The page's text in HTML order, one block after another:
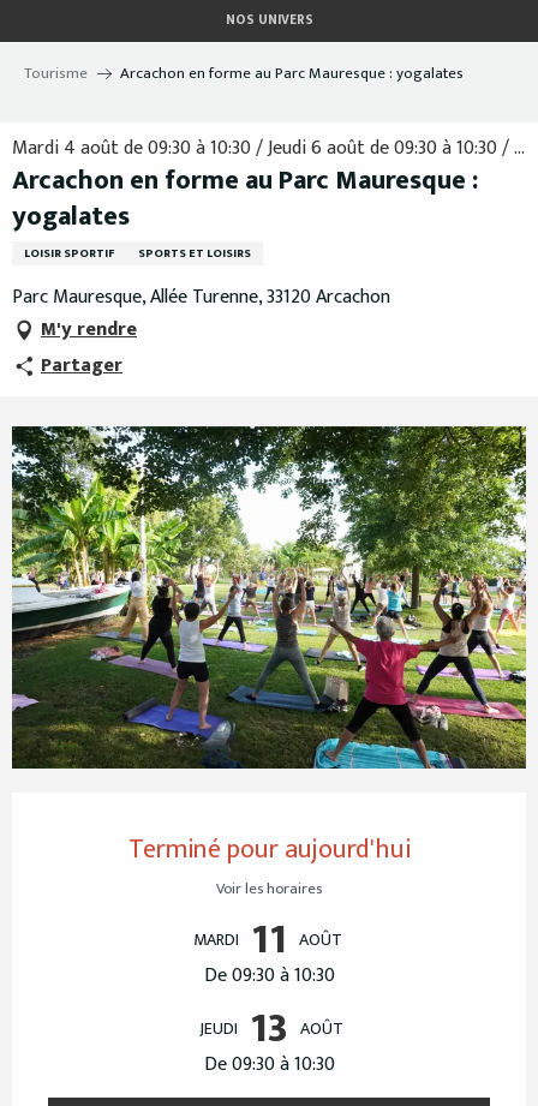
au
contenu
NOS UNIVERS
Tourisme Arcachon en forme au Parc Mauresque : yogalates
Mardi 4 août de 09:30 à 10:30 / Jeudi 6 août de 09:30 à 10:30 / ...
Arcachon en forme au Parc Mauresque :
yogalates
LOISIR SPORTIF SPORTS ET LOISIRS
Parc Mauresque, Allée Turenne, 33120 Arcachon
M'y rendre
Partager
Terminé pour aujourd'hui
Voir les horaires
MARDI 11 AOÛT
De 09:30 à 10:30
JEUDI 13 AOÛT
De 09:30 à 10:30